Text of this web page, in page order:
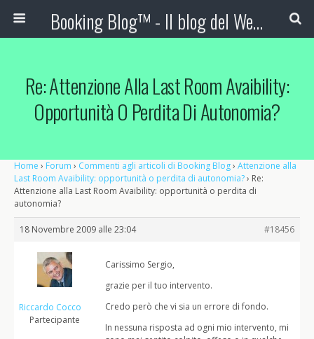
Booking Blog™ - Il blog del Web Marketing Turistico
Re: Attenzione Alla Last Room Avaibility:
Opportunità O Perdita Di Autonomia?
Home › Forum › Commenti agli articoli di Booking Blog› Attenzione alla
Last Room Avaibility: opportunità o perdita di autonomia?› Re:
Attenzione alla Last Room Avaibility: opportunità o perdita di
autonomia?
18 Novembre 2009 alle 23:04 #18456
Riccardo Cocco
Partecipante
Carissimo Sergio,
grazie per il tuo intervento.
Credo però che vi sia un errore di fondo.
In nessuna risposta ad ogni mio intervento, mi